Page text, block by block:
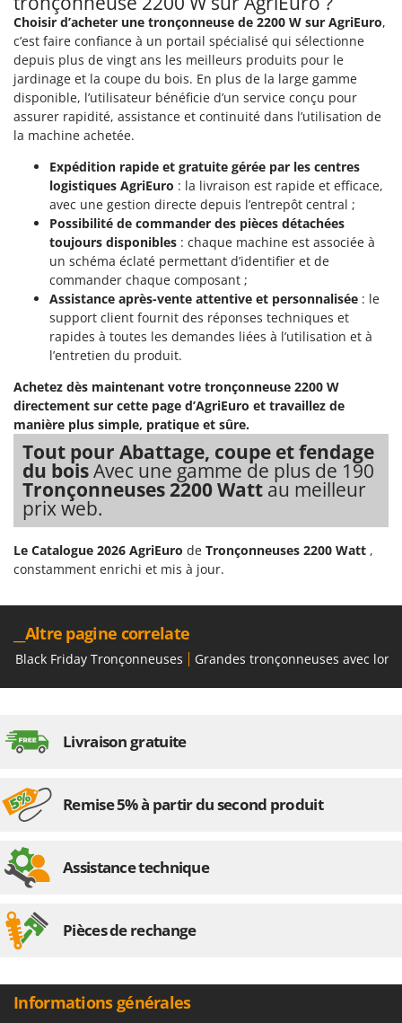
Resto Italia
Ribimex
Ripartrak
Ritter
River Systems
Robomow
Rossofuoco
Rover Pompe
Royal Food
Ryobi
S.T.P.
Santos
Sbaraglia
Schnitzer
Seven Italy
Shark
Silky
Simatech
Sirman
Skil
Smartwood
Snapper
Solidur
Spring Protezione
Stanley
Stiga
Sunseeker
T
Tecla
Telwin
Choisir d’acheter une tronçonneuse de 2200 W sur AgriEuro,
c’est faire confiance à un portail spécialisé qui sélectionne
depuis plus de vingt ans les meilleurs produits pour le
jardinage et la coupe du bois. En plus de la large gamme
disponible, l’utilisateur bénéficie d’un service conçu pour
assurer rapidité, assistance et continuité dans l’utilisation de
la machine achetée.
Expédition rapide et gratuite gérée par les centres
logistiques AgriEuro : la livraison est rapide et efficace,
avec une gestion directe depuis l’entrepôt central ;
Possibilité de commander des pièces détachées
toujours disponibles : chaque machine est associée à
un schéma éclaté permettant d’identifier et de
commander chaque composant ;
Assistance après-vente attentive et personnalisée : le
support client fournit des réponses techniques et
rapides à toutes les demandes liées à l’utilisation et à
l’entretien du produit.
Achetez dès maintenant votre tronçonneuse 2200 W
directement sur cette page d’AgriEuro et travaillez de
manière plus simple, pratique et sûre.
Tout pour Abattage, coupe et fendage
du boisAvec une gamme de plus de 190
Tronçonneuses 2200 Watt au meilleur
prix web.
Le Catalogue 2026 AgriEuro de Tronçonneuses 2200 Watt ,
constamment enrichi et mis à jour.
__Altre pagine correlate
Black Friday Tronçonneuses Grandes tronçonneuses avec
Livraison gratuite
Remise 5% à partir du second produit
Assistance technique
Pièces de rechange
Informations générales